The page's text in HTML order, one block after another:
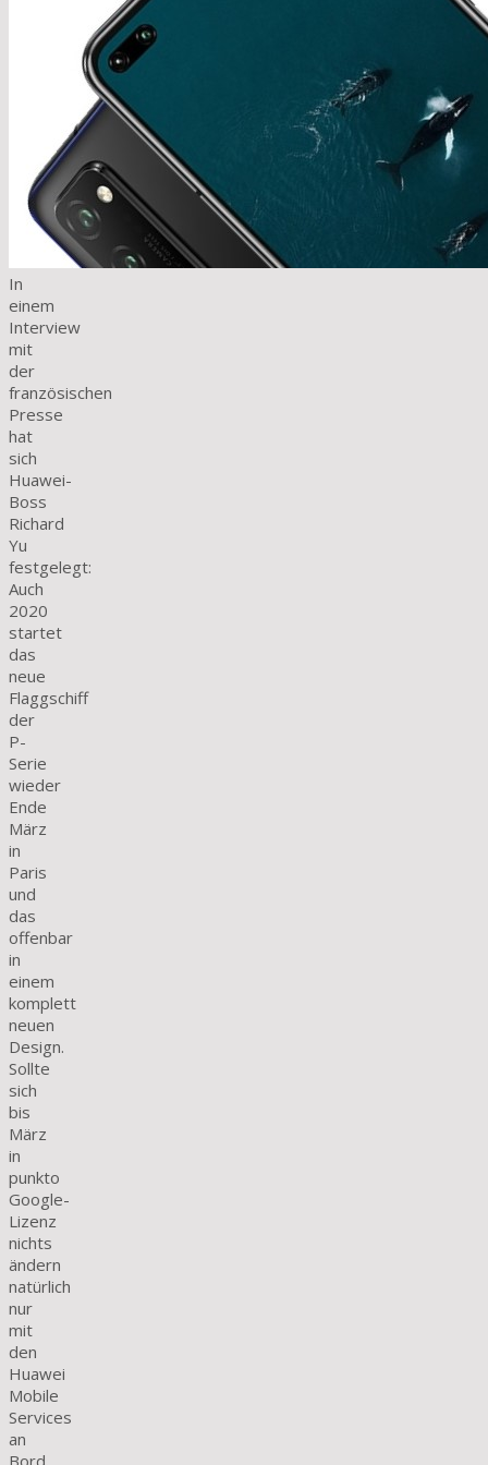
In
einem
Interview
mit
der
französischen
Presse
hat
sich
Huawei-
Boss
Richard
Yu
festgelegt:
Auch
2020
startet
das
neue
Flaggschiff
der
P-
Serie
wieder
Ende
März
in
Paris
und
das
offenbar
in
einem
komplett
neuen
Design.
Sollte
sich
bis
März
in
punkto
Google-
Lizenz
nichts
ändern
natürlich
nur
mit
den
Huawei
Mobile
Services
an
Bord.